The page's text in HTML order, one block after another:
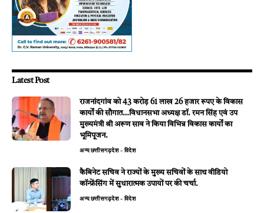
Latest Post
राजनांदगांव को 43 करोड़ 61 लाख 26 हजार रूपए के विकास
कार्यों की सौगात…विधानसभा अध्यक्ष डॉ. रमन सिंह एवं उप
मुख्यमंत्री श्री अरूण साव ने किया विभिन्न विकास कार्यों का
भूमिपूजन.
अन्यछत्तीसगढ़देश - विदेश
कैबिनेट सचिव ने राज्यों के मुख्य सचिवों के साथ वीडियो
कॉन्फ्रेंसिंग में सुधारात्मक उपायों पर की चर्चा.
अन्यछत्तीसगढ़देश - विदेश